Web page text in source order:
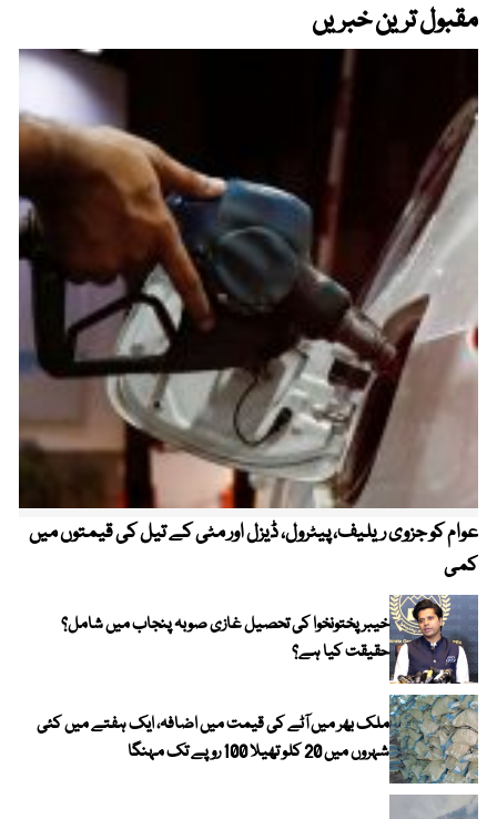
مقبول ترین خبریں
عوام کو جزوی ریلیف، پیٹرول، ڈیزل اور مٹی کے تیل کی قیمتوں میں
کمی
خیبر پختونخوا کی تحصیل غازی صوبہ پنجاب میں شامل؟
حقیقت کیا ہے؟
ملک بھر میں آٹے کی قیمت میں اضافہ، ایک ہفتے میں کئی
شہروں میں 20 کلو تھیلا 100 روپے تک مہنگا